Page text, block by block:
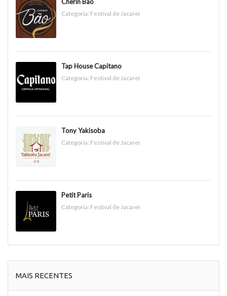
Categoria: Festival de Jacareí
Tap House Capitano
Categoria: Festival de Jacareí
Tony Yakisoba
Categoria: Festival de Jacareí
Petit Paris
Categoria: Festival de Jacareí
MAIS RECENTES